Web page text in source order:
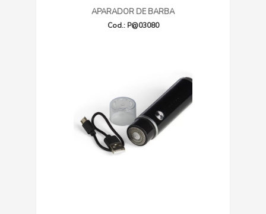
APARADOR DE BARBA
Cod.: P@03080